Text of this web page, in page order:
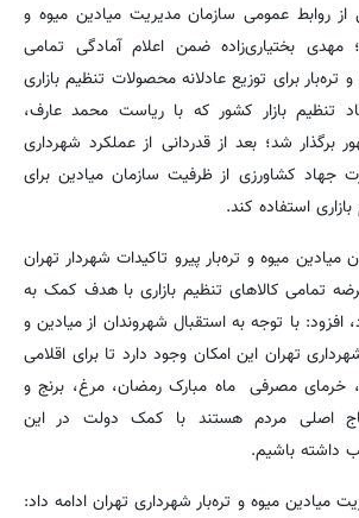
از روابط عمومی سازمان مدیریت میادین میوه و
مهدی بختیاری‌زاده ضمن اعلام آمادگی تمامی
تره‌بار برای توزیع عادلانه محصولات تنظیم بازاری
تنظیم بازار کشور که با ریاست محمد عارف،
شد؛ بعد از قدردانی از عملکرد شهرداری
جهاد کشاورزی از ظرفیت سازمان میادین برای
استفاده کند.
میادین میوه و تره‌بار پیرو تاکیدات شهردار تهران
تمامی کالاهای تنظیم بازاری با هدف کمک به
افزود: با توجه به استقبال شهروندان از میادین و
تهران این امکان وجود دارد تا برای اقلامی
خرمای مصرفی ماه مبارک رمضان، مرغ، برنج و
اصلی مردم هستند با کمک دولت در این
داشته باشیم.
میادین میوه و تره‌بار شهرداری تهران ادامه داد: